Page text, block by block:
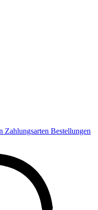
Zahlungsarten Bestellungen